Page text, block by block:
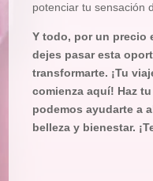
potenciar tu sensación
Y todo, por un precio
dejes pasar esta
transformarte. ¡Tu
comienza aquí! Haz
podemos ayudarte a
belleza y bienestar.